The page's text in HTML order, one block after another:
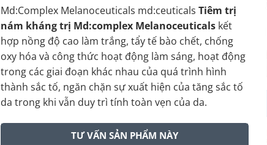
Md:Complex Melanoceuticals md:ceuticals Tiêm trị
nám kháng trị Md:complex Melanoceuticals kết
hợp nồng độ cao làm trắng, tẩy tế bào chết, chống
oxy hóa và công thức hoạt động làm sáng, hoạt động
trong các giai đoạn khác nhau của quá trình hình
thành sắc tố, ngăn chặn sự xuất hiện của tăng sắc tố
da trong khi vẫn duy trì tính toàn vẹn của da.
TƯ VẤN SẢN PHẨM NÀY